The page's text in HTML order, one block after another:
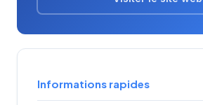
Informations rapides